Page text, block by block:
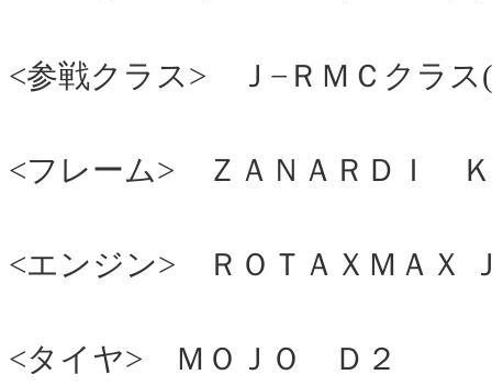
<参戦クラス> Ｊ−ＲＭＣクラス
<フレーム> ＺＡＮＡＲＤＩ
<エンジン> ＲＯＴＡＸＭＡＸ
<タイヤ> ＭＯＪＯ Ｄ２